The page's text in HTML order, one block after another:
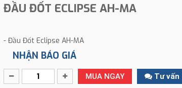
ĐẦU ĐỐT ECLIPSE AH-MA
- Đầu Đốt Eclipse AH-MA
NHẬN BÁO GIÁ
MUA NGAY Tư vấn